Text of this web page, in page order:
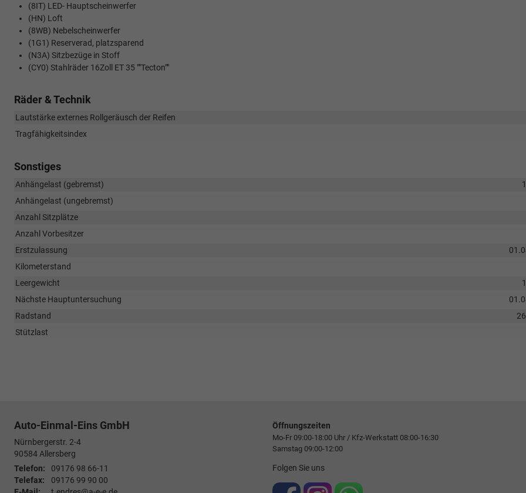
(8IT) LED- Hauptscheinwerfer
(HN) Loft
(8WB) Nebelscheinwerfer
(1G1) Reserverad, platzsparend
(N3A) Sitzbezüge in Stoff
(CY0) Stahlräder 16Zoll ET 35 ""Tecton""
Räder & Technik
Lautstärke externes Rollgeräusch der Reifen
Tragfähigkeitsindex
Sonstiges
Anhängelast (gebremst)
Anhängelast (ungebremst)
Anzahl Sitzplätze
Anzahl Vorbesitzer
Erstzulassung
Kilometerstand
Leergewicht
Nächste Hauptuntersuchung
Radstand
Stützlast
Auto-Einmal-Eins GmbH
Nürnbergerstr. 2-4
90584Allersberg
Telefon:
09176 98 66-11
Telefax:
09176 99 90 00
Öffnungszeiten
Mo-Fr 09:00-18:00 Uhr / Kfz-Werkstatt 08:00-16:30
Samstag 09:00-12:00
Folgen Sie uns